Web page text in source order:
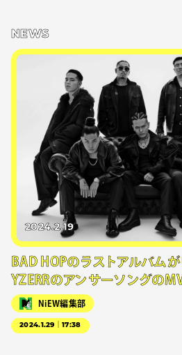
NEWS
2024.2.19
BAD HOPのラストアルバムが
YZERRのアンサーソングの
NiEW編集部
2024.1.29｜17:38